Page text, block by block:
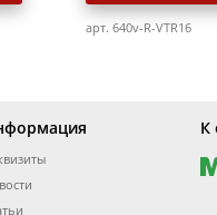
арт. 640v-R-VTR16
К